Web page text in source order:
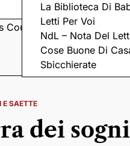
La Biblioteca Di
Letti Per Voi
NdL – Nota Del
Cose Buone Di
Sbicchierate
Giovedì 6 Agosto
Visita serale nella
Pieve romanica di
San Pietro in
E SAETTE
dei